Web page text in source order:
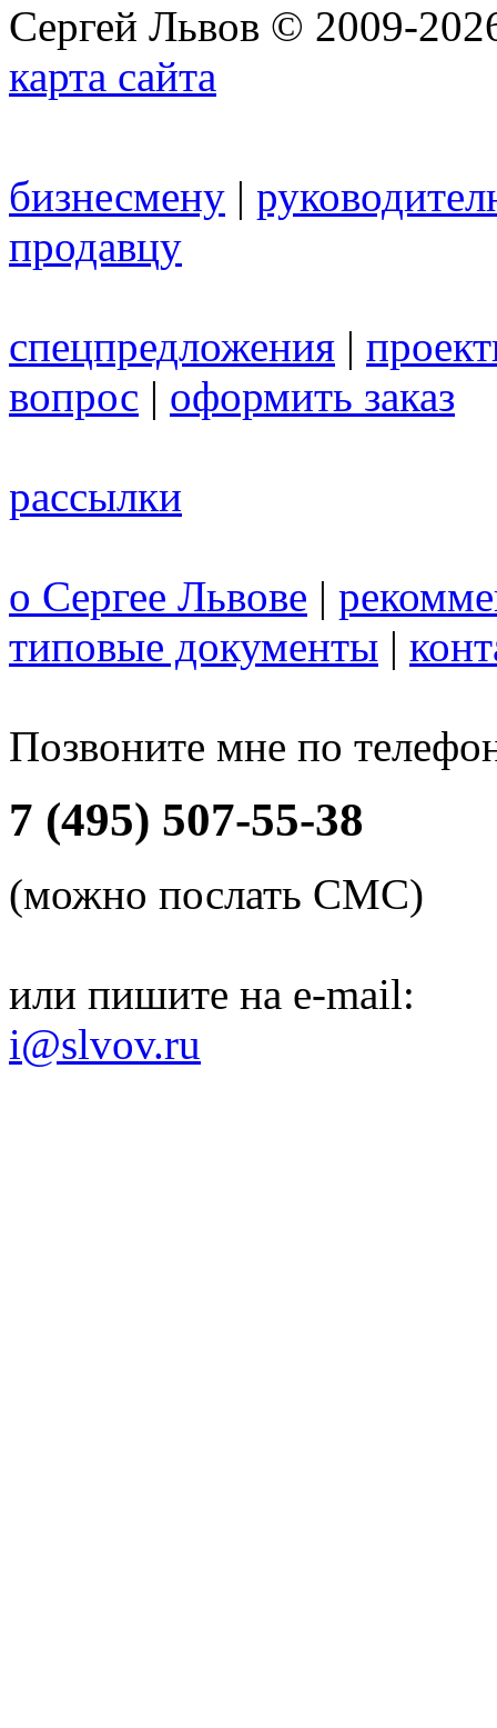
Сергей Львов © 2009-
карта сайта
бизнесмену |
продавцу
спецпредложения |
вопрос | оформить заказ
рассылки
о Сергее Львове |
типовые документы |
Позвоните мне по
7 (495) 507-55-38
(можно послать СМС)
или пишите на e-mail:
i@slvov.ru